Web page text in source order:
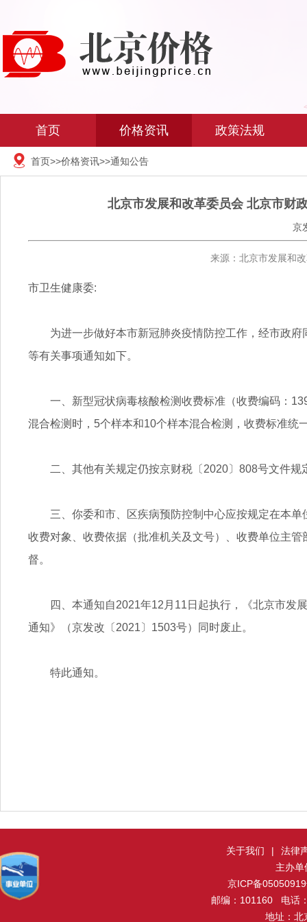
首页 价格资讯 政策法规
首页>>价格资讯>>通知公告
北京市发展和改革委员会 北京市财
京
来源：北京市发展和
市卫生健康委:
为进一步做好本市新冠肺炎疫情防控工作，经市政
等有关事项通知如下。
一、新型冠状病毒核酸检测收费标准（收费编码：
混合检测时，5个样本和10个样本混合检测，收费标准统
二、其他有关规定仍按京财税〔2020〕808号文件规
三、你委和市、区疾病预防控制中心应按规定在本
收费对象、收费依据（批准机关及文号）、收费单位主
督。
四、本通知自2021年12月11日起执行，《北京市发
通知》（京发改〔2021〕1503号）同时废止。
特此通知。
关于我们 |
法律
主办
京ICP备
邮编：101160 电话
地址：北